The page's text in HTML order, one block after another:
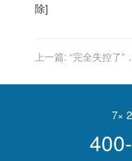
除]
上一篇: “完全失控了”
7×